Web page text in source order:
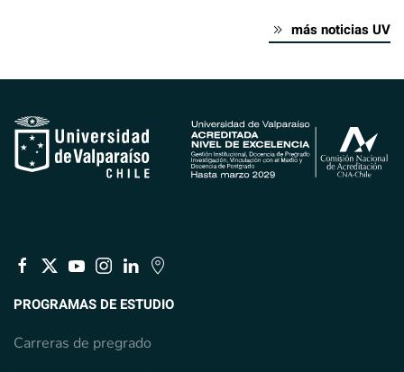
más noticias UV
PROGRAMAS DE ESTUDIO
Carreras de pregrado